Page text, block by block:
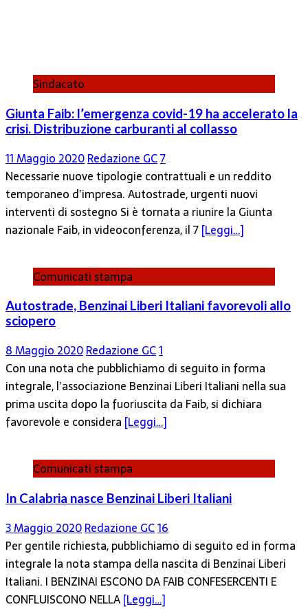
Sindacato
Giunta Faib: l’emergenza covid-19 ha accelerato la
crisi. Distribuzione carburanti al collasso
11 Maggio 2020Redazione GC7
Necessarie nuove tipologie contrattuali e un reddito
temporaneo d’impresa. Autostrade, urgenti nuovi
interventi di sostegno Si è tornata a riunire la Giunta
nazionale Faib, in videoconferenza, il 7[Leggi…]
Comunicati stampa
Autostrade, Benzinai Liberi Italiani favorevoli allo
sciopero
8 Maggio 2020Redazione GC1
Con una nota che pubblichiamo di seguito in forma
integrale, l’associazione Benzinai Liberi Italiani nella sua
prima uscita dopo la fuoriuscita da Faib, si dichiara
favorevole e considera [Leggi…]
Comunicati stampa
In Calabria nasce Benzinai Liberi Italiani
3 Maggio 2020Redazione GC16
Per gentile richiesta, pubblichiamo di seguito ed in forma
integrale la nota stampa della nascita di Benzinai Liberi
Italiani. I BENZINAI ESCONO DA FAIB CONFESERCENTI E
CONFLUISCONO NELLA[Leggi…]